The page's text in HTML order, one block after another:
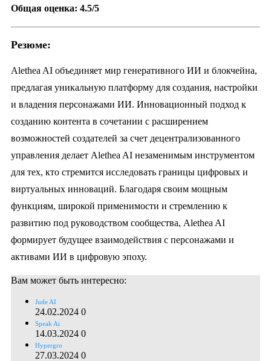
Общая оценка: 4.5/5
Резюме:
Alethea AI объединяет мир генеративного ИИ и блокчейна,
предлагая уникальную платформу для создания, настройки
и владения персонажами ИИ. Инновационный подход к
созданию контента в сочетании с расширением
возможностей создателей за счет децентрализованного
управления делает Alethea AI незаменимым инструментом
для тех, кто стремится исследовать границы цифровых и
виртуальных инноваций. Благодаря своим мощным
функциям, широкой применимости и стремлению к
развитию под руководством сообщества, Alethea AI
формирует будущее взаимодействия с персонажами и
активами ИИ в цифровую эпоху.
Вам может быть интересно:
Jude AI
24.02.2024 0
Speak Ai
14.03.2024 0
Hypergro
27.03.2024 0